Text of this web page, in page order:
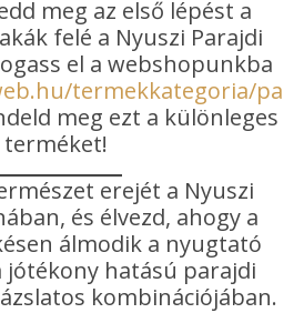
meg az első lépést a
felé a Nyuszi Parajdi
el a webshopunkba
termekkategoria/
meg ezt a különleges
terméket!
erejét a Nyuszi
és élvezd, ahogy a
álmodik a nyugtató
jótékony hatású parajdi
kombinációjában.